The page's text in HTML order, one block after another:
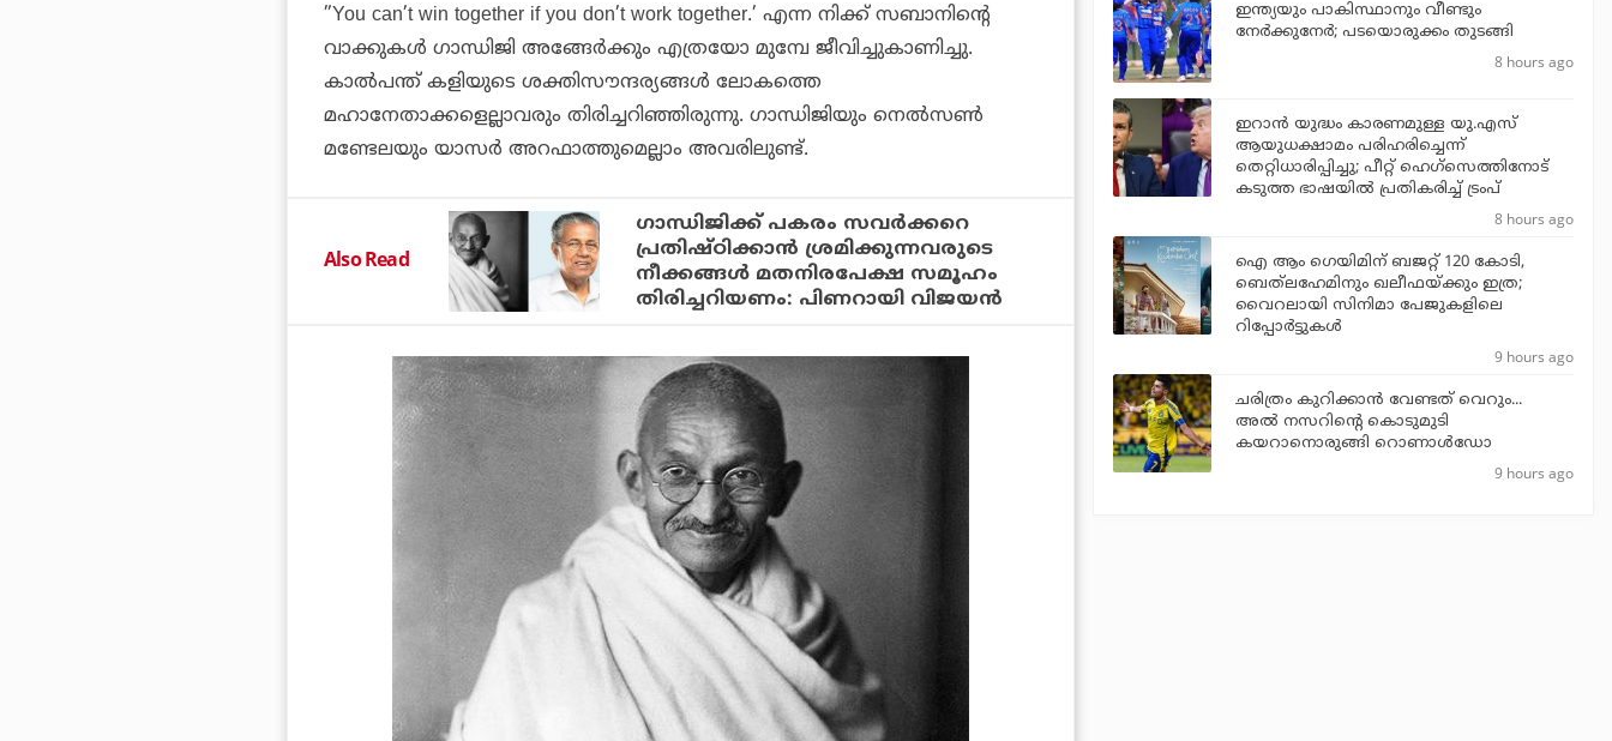
”You can’t win together if you don’t work together.’ എന്ന നിക്ക് സബാനിന്റെ
വാക്കുകള്‍ ഗാന്ധിജി അങ്ങേര്‍ക്കും എത്രയോ മുമ്പേ ജീവിച്ചുകാണിച്ചു.
കാല്‍പന്ത് കളിയുടെ ശക്തിസൗന്ദര്യങ്ങള്‍ ലോകത്തെ
മഹാനേതാക്കളെല്ലാവരും തിരിച്ചറിഞ്ഞിരുന്നു. ഗാന്ധിജിയും നെല്‍സണ്‍
മണ്ടേലയും യാസര്‍ അറഫാത്തുമെല്ലാം അവരിലുണ്ട്.
Also Read
ഗാന്ധിജിക്ക് പകരം സവര്‍ക്കറെ
പ്രതിഷ്ഠിക്കാന്‍ ശ്രമിക്കുന്നവരുടെ
നീക്കങ്ങള്‍ മതനിരപേക്ഷ സമൂഹം
തിരിച്ചറിയണം: പിണറായി വിജയന്‍
ഇന്ത്യയും പാകിസ്ഥാനും വീണ്ടും
നേര്‍ക്കുനേര്‍; പടയൊരുക്കം തുടങ്ങി
8 hours ago
ഇറാന്‍ യുദ്ധം കാരണമുള്ള യു.എസ്
ആയുധക്ഷാമം പരിഹരിച്ചെന്ന്
തെറ്റിധാരിപ്പിച്ചു; പീറ്റ് ഹെഗ്‌സെത്തിനോട്
കടുത്ത ഭാഷയില്‍ പ്രതികരിച്ച് ട്രംപ്
8 hours ago
ഐ ആം ഗെയിമിന് ബജറ്റ് 120 കോടി,
ബെത്‌ലഹേമിനും ഖലീഫയ്ക്കും ഇത്ര;
വൈറലായി സിനിമാ പേജുകളിലെ
റിപ്പോര്‍ട്ടുകള്‍
9 hours ago
ചരിത്രം കുറിക്കാന്‍ വേണ്ടത് വെറും...
അല്‍ നസറിന്റെ കൊടുമുടി
കയറാനൊരുങ്ങി റൊണാള്‍ഡോ
9 hours ago